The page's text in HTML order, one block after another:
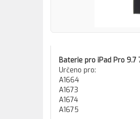
Baterie pro iPad Pro 9.7
Určeno pro:
A1664
A1673
A1674
A1675